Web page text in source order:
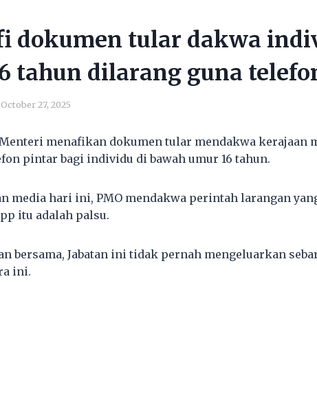
dokumen tular dakwa
tahun dilarang guna
October 27, 2025
Menteri menafikan dokumen tular mendakwa kerajaan
pintar bagi individu di bawah umur 16 tahun.
media hari ini, PMO mendakwa perintah larangan
itu adalah palsu.
bersama, Jabatan ini tidak pernah mengeluarkan
ini.